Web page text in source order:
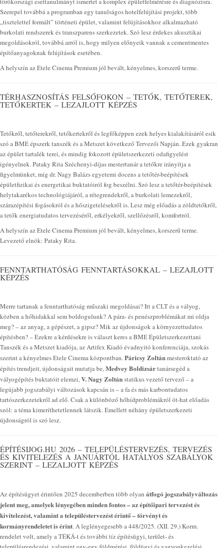
Szerepel továbbá a programban egy tanulságos hotelfelújítási projekt, több
„tisztelettel formált” történeti épület, valamint felújításokhoz alkalmazható
burkolati rendszerek és transzparens szerkezetek. Szó lesz érdekes akusztikai
megoldásokról, továbbá arról is, hogy milyen előnyeik vannak a cementmentes
építőanyagoknak felújítások esetében.
A helyszín az Etele Cinema Premium jól bevált, kényelmes, korszerű terme.
TÉRHASZNOSÍTÁS FELSŐFOKON – TETŐK, TETŐTEREK,
TETŐKERTEK – LEZAJLOTT KÉPZÉS
Tetőkről, tetőterekről, tetőkertekről és legfőképpen ezek helyes kialakításáról esik
szó a BME épszerk tanszék és a Metszet következő Tervezői Napján. Ezek gyakran
az épület tartalék terei, és mindig fokozott épületszerkezeti odafigyelést
igényelnek. Pataky Rita Széchenyi-díjas mestertanár a tetőkre irányítja a
figyelmünket, míg dr. Nagy Balázs egyetemi docens a tetőtér-beépítések
épületfizikai és energetikai buktatóiról fog beszélni. Szó lesz a tetőtér-beépítések
helytakarékos technológiájáról, a rétegrendekről, a burkolati lemezekről,
szárazépítési fogásokról és a hőszigetelésekről is. Lesz még előadás a zöldtetőkről,
a tetők energiatudatos tervezéséről, erkélyekről, szellőzésről, komfortról.
A helyszín az Etele Cinema Premium jól bevált, kényelmes, korszerű terme.
Levezető elnök: Pataky Rita.
FENNTARTHATÓSÁG FENNTARTÁSOKKAL – LEZAJLOTT
KÉPZÉS
Merre tartanak a fenntarthatóság műszaki megoldásai? Itt a CLT és a vályog,
közben a hőhidakkal sem boldogulunk? A pára- és penészproblémákat mi oldja
meg? – az anyag, a gépészet, a gipsz? Mik az újdonságok a környezettudatos
építésben? – Ezekre a kérdésekre is választ keres a BME Épületszerkezettani
Tanszék és a Metszet kiadója, az Artifex Kiadó évadnyitó konferenciája, szokás
szerint a kényelmes Etele Cinema központban.Páricsy Zoltánmesteroktató az
építés trendjeit, újdonságait mutatja be,Medvey Boldizsártanársegéd a
vályogépítés buktatóit elemzi,V. Nagy Zoltánstatikus vezető tervező – a
legújabb jogszabályi változások kapcsán is – a fa és más karbontudatos
tartószerkezetekről ad elő. Csak a különböző hőhídproblémákról öt-hat előadás
szól: a téma kimeríthetetlennek látszik. Emellett néhány épületszerkezeti
újdonságról is szó lesz.
ÉPÍTÉSIJOG.HU 2026 – TELEPÜLÉSTERVEZÉS, TERVEZÉS
ÉS KIVITELEZÉS A JANUÁRTÓL HATÁLYOS SZABÁLYOK
SZERINT – LEZALJOTT KÉPZÉS
Az építésügyet érintően 2025 decemberben több olyan átfogó jogszabályváltozás
jelent meg, amelyek lényegében minden fontos – az építőipari tervezést és
kivitelezést, valamint a településtervezést érintő – törvényt és
kormányrendeletet is érint. A leglényegesebb a 448/2025. (XII. 29.) Korm.
rendelet volt, amely a TÉKÁ-t és további tíz építésügyi, terület- és